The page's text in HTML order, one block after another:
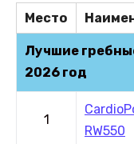
Место
Лучшие
2026 год
1
RW550